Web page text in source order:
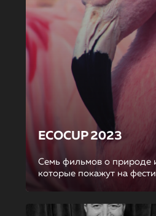
ECOCUP 2023
Семь фильмов о природе
которые покажут на